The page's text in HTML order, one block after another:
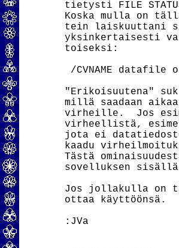
tietysti FILE
Koska mulla on
tein laiskuuttani
yksinkertaisesti
toiseksi:
/CVNAME datafile
"Erikoisuutena"
millä saadaan
virheille.  Jos
virheellistä,
jota ei
kaadu
Tästä
sovelluksen
Jos jollakulla on
ottaa käyttöönsä.
:JVa